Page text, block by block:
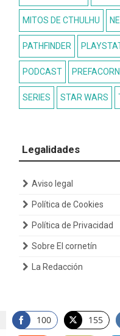
MITOS DE CTHULHU
PATHFINDER
PODCAST
SERIES STAR WARS
Legalidades
Aviso legal
Política de Cookies
Política de Privacidad
Sobre El cornetín
La Redacción
100
Share
155
Share